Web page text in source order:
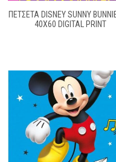
ΠΕΤΣΕΤΑ DISNEY SUNNY
40Χ60 DIGITAL PRINT